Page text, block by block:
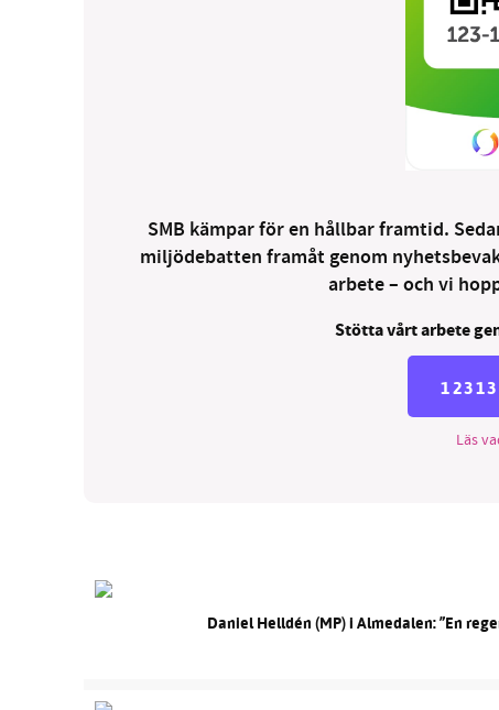
SMB kämpar för en hållbar framtid.
miljödebatten framåt genom
arbete – och vi
Stötta vårt arbete
Läs
Daniel Helldén (MP) i Almedalen: ”En